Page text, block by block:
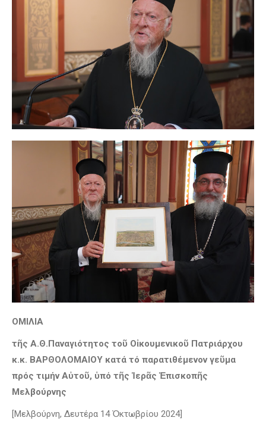
ΟΜΙΛΙΑ
τῆς Α.Θ.Παναγιότητος τοῦ Οἰκουμενικοῦ Πατριάρχου
κ.κ. ΒΑΡΘΟΛΟΜΑΙΟΥ κατά τό παρατιθέμενον γεῦμα
πρός τιμήν Αὐτοῦ, ὑπό τῆς Ἱερᾶς Ἐπισκοπῆς
Μελβούρνης
[Μελβούρνη, Δευτέρα 14 Ὀκτωβρίου 2024]